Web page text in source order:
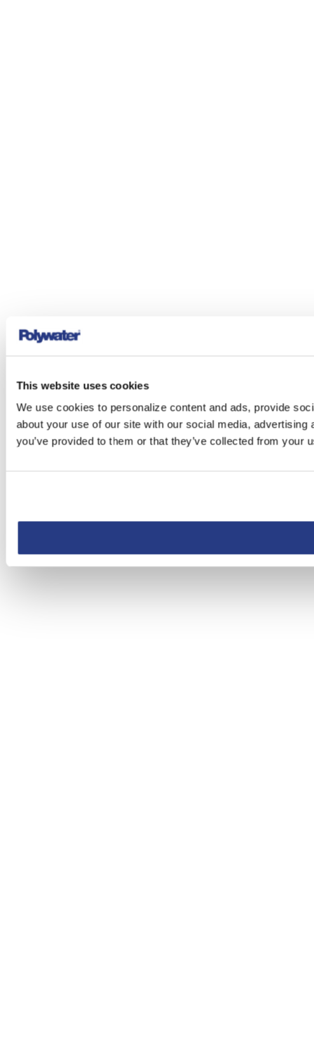
This website uses cookies
We use cookies to personalize content and ads, provide
about your use of our site with our social media,
you’ve provided to them or that they’ve collected from your